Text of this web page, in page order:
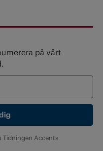
på vårt
Tidningen Accents